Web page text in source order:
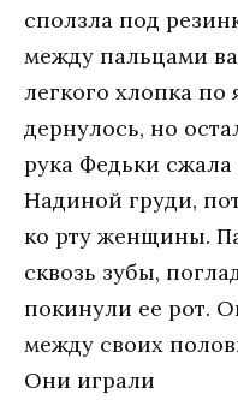
сползла под
между пальцами
легкого хлопка по
дернулось, но
рука Федьки
Надиной груди,
ко рту женщины.
сквозь зубы,
покинули ее рот.
между своих
Они играли